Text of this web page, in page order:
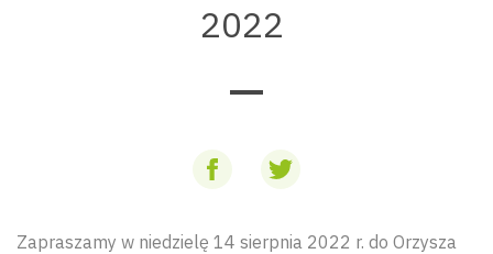
2022
Zapraszamy w niedzielę 14 sierpnia 2022 r. do Orzysza